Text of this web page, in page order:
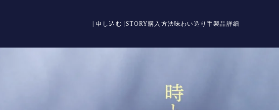
| 申し込む |STORY購入方法味わい造り手製品詳細